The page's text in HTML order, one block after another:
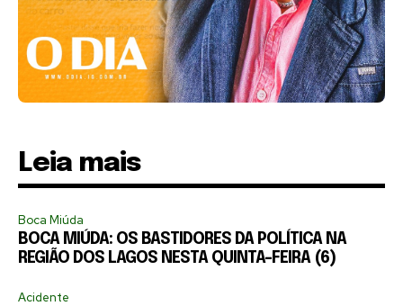
Leia mais
Boca Miúda
BOCA MIÚDA: OS BASTIDORES DA POLÍTICA NA
REGIÃO DOS LAGOS NESTA QUINTA-FEIRA (6)
Acidente